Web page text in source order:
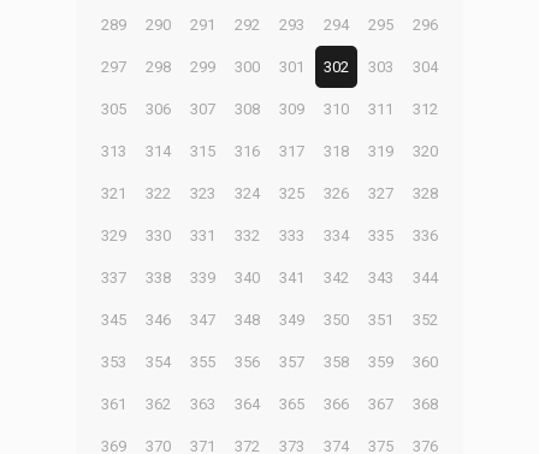
289 290 291 292 293 294 295 296
297 298 299 300 301 302 303 304
305 306 307 308 309 310 311 312
313 314 315 316 317 318 319 320
321 322 323 324 325 326 327 328
329 330 331 332 333 334 335 336
337 338 339 340 341 342 343 344
345 346 347 348 349 350 351 352
353 354 355 356 357 358 359 360
361 362 363 364 365 366 367 368
369 370 371 372 373 374 375 376